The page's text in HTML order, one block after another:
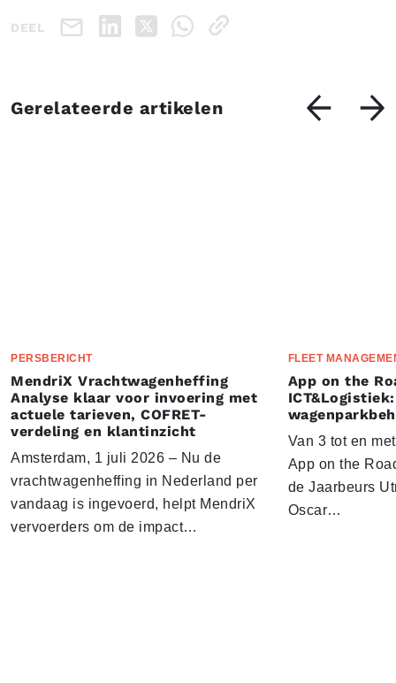
DEEL
Gerelateerde artikelen
PERSBERICHT
MendriX Vrachtwagenheffing
Analyse klaar voor invoering met
actuele tarieven, COFRET-
verdeling en klantinzicht
Amsterdam, 1 juli 2026 – Nu de
vrachtwagenheffing in Nederland per
vandaag is ingevoerd, helpt MendriX
vervoerders om de impact…
FLEET
App on the
Van 3 tot en
App on the
de Jaarbeurs
Oscar…